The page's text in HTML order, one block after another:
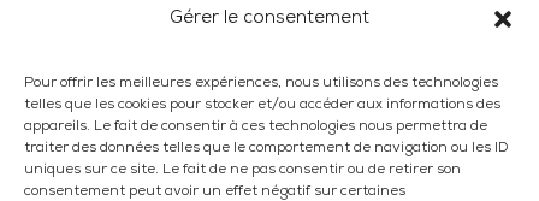
Gérer le consentement
Pour offrir les meilleures expériences, nous utilisons des technologies
telles que les cookies pour stocker et/ou accéder aux informations des
appareils. Le fait de consentir à ces technologies nous permettra de
traiter des données telles que le comportement de navigation ou les ID
uniques sur ce site. Le fait de ne pas consentir ou de retirer son
consentement peut avoir un effet négatif sur certaines
AGENCE D’ORLÉANS